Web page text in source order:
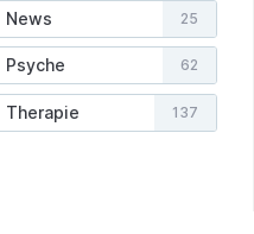
News 25
Psyche 62
Therapie 137